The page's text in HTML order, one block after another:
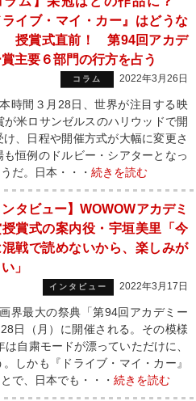
ライブ・マイ・カー』はどうな
授賞式直前！ 第94回アカデ
賞主要６部門の行方を占う
コラム 2022年3月26日
時間３月28日、世界が注目する映
米ロサンゼルスのハリウッドで開
、日程や開催方式が大幅に変更さ
恒例のドルビー・シアターとなっ
だ。日本・・・ 続きを読む
ンタビュー】WOWOWアカデミ
授賞式の案内役・宇垣美里「今
戦で読めないから、楽しみが
」
インタビュー 2022年3月17日
界最大の祭典「第94回アカデミー
日（月）に開催される。その模様
自粛モードが漂っていただけに、
しかも『ドライブ・マイ・カー』
で、日本でも・・・ 続きを読む